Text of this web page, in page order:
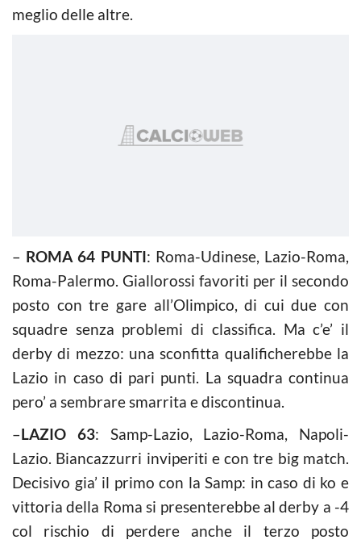
meglio delle altre.
– ROMA 64 PUNTI: Roma-Udinese, Lazio-Roma,
Roma-Palermo. Giallorossi favoriti per il secondo
posto con tre gare all’Olimpico, di cui due con
squadre senza problemi di classifica. Ma c’e’ il
derby di mezzo: una sconfitta qualificherebbe la
Lazio in caso di pari punti. La squadra continua
pero’ a sembrare smarrita e discontinua.
–LAZIO 63: Samp-Lazio, Lazio-Roma, Napoli-
Lazio. Biancazzurri inviperiti e con tre big match.
Decisivo gia’ il primo con la Samp: in caso di ko e
vittoria della Roma si presenterebbe al derby a -4
col rischio di perdere anche il terzo posto